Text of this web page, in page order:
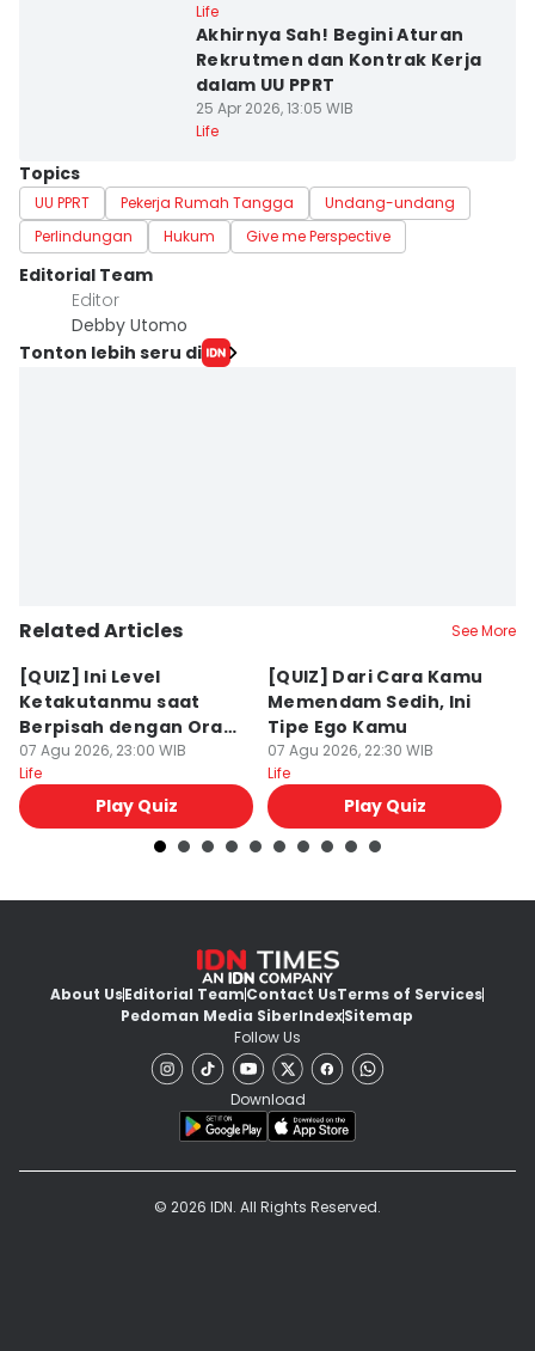
Life
Akhirnya Sah! Begini Aturan
Rekrutmen dan Kontrak Kerja
dalam UU PPRT
25 Apr 2026, 13:05 WIB
Life
Topics
UU PPRT Pekerja Rumah Tangga
Undang-undang
Perlindungan
Hukum Give me Perspective
Editorial Team
Editor
Debby Utomo
Tonton lebih seru di
Related Articles See More
[QUIZ] Ini Level
Ketakutanmu saat
Berpisah dengan Orang
Lain
07 Agu 2026, 23:00 WIB
Life
Play Quiz
[QUIZ] Dari Cara Kamu
Memendam Sedih, Ini
Tipe Ego Kamu
07 Agu 2026, 22:30 WIB
Life
Play Quiz
About UsEditorial TeamContact UsTerms of Services
Pedoman Media SiberIndexSitemap
Follow Us
Download
© 2026 IDN. All Rights Reserved.